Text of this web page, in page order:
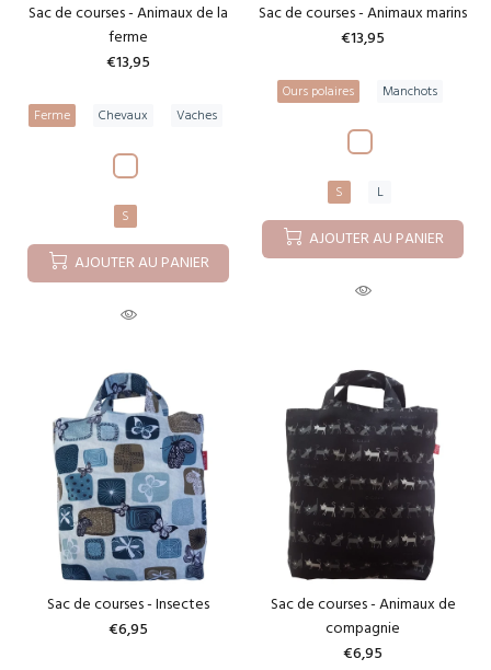
Sac de courses - Animaux de la
ferme
€13,95
Ferme Chevaux Vaches
S
AJOUTER AU PANIER
Sac de courses - Animaux marins
€13,95
Ours polaires Manchots
S L
AJOUTER AU PANIER
Sac de courses - Insectes
€6,95
Sac de courses - Animaux de
compagnie
€6,95